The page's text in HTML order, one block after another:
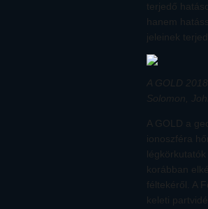
terjedő
hanem
jeleinek
A GOLD
Solomon,
A GOLD a
ionoszféra
korábban
féltekéről. A
keleti